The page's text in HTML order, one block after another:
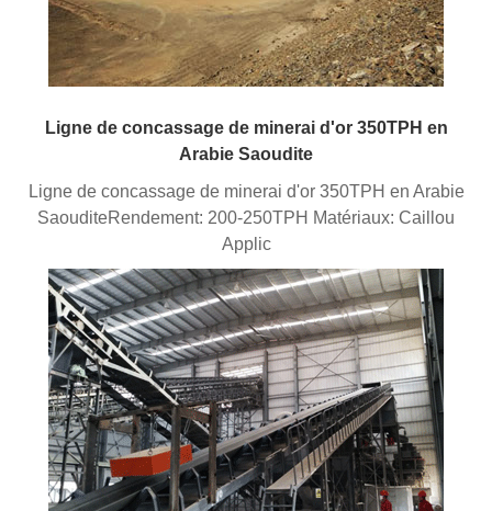
Ligne de concassage de minerai d'or 350TPH en
Arabie Saoudite
Ligne de concassage de minerai d'or 350TPH en Arabie
SaouditeRendement: 200-250TPH Matériaux: Caillou
Applic